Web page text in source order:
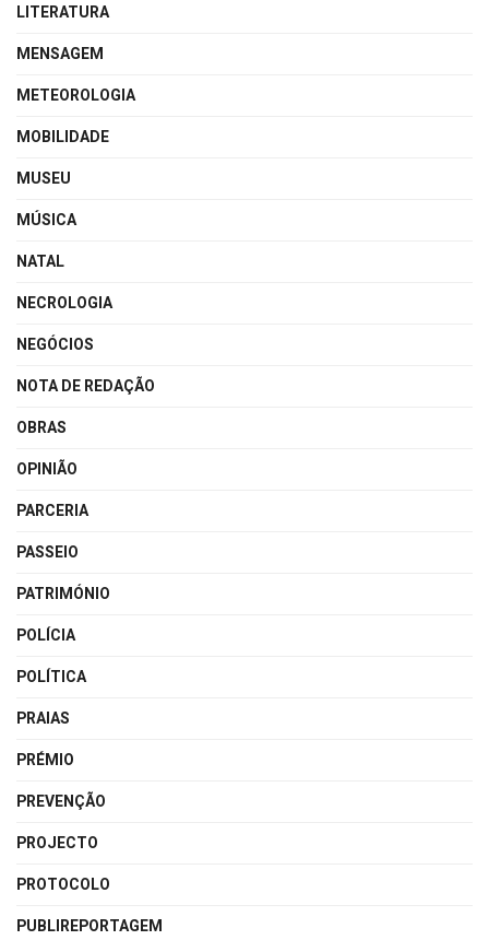
LITERATURA
MENSAGEM
METEOROLOGIA
MOBILIDADE
MUSEU
MÚSICA
NATAL
NECROLOGIA
NEGÓCIOS
NOTA DE REDAÇÃO
OBRAS
OPINIÃO
PARCERIA
PASSEIO
PATRIMÓNIO
POLÍCIA
POLÍTICA
PRAIAS
PRÉMIO
PREVENÇÃO
PROJECTO
PROTOCOLO
PUBLIREPORTAGEM